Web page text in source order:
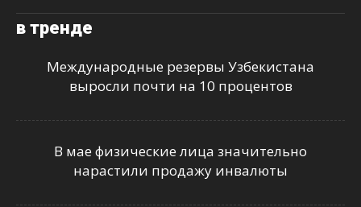
в тренде
Международные резервы Узбекистана
выросли почти на 10 процентов
В мае физические лица значительно
нарастили продажу инвалюты